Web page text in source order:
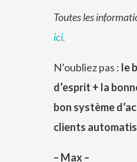
Toutes les
ici.
N’oubliez pas : le
d’esprit + la
bon système
clients
– Max –